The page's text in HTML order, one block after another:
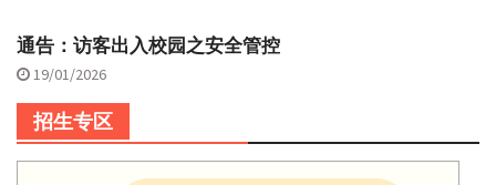
通告：访客出入校园之安全管控
19/01/2026
招生专区